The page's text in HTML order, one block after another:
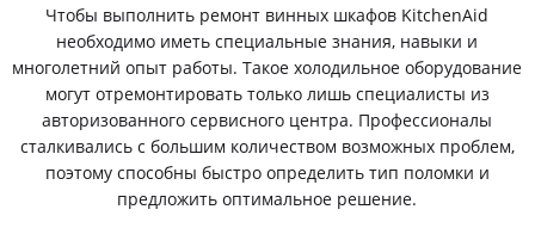
Чтобы выполнить ремонт винных шкафов KitchenAid
необходимо иметь специальные знания, навыки и
многолетний опыт работы. Такое холодильное оборудование
могут отремонтировать только лишь специалисты из
авторизованного сервисного центра. Профессионалы
сталкивались с большим количеством возможных проблем,
поэтому способны быстро определить тип поломки и
предложить оптимальное решение.